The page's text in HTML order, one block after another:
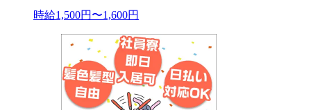
時給1,500円〜1,600円